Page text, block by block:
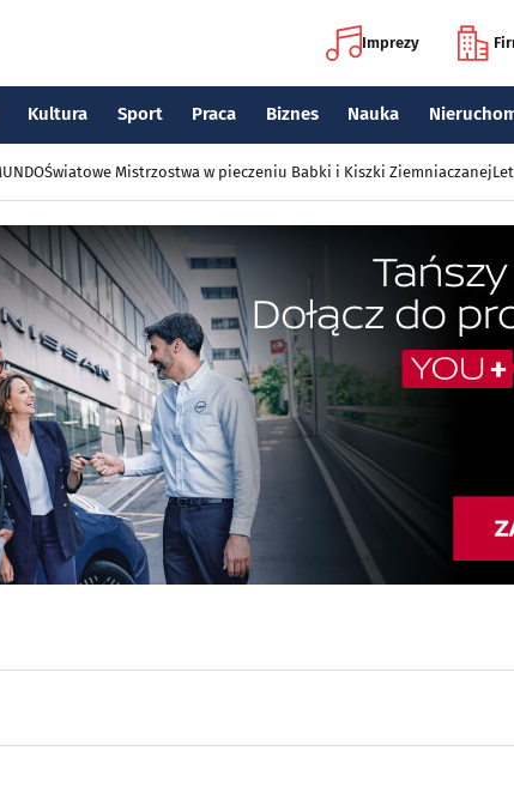
Imprezy
Kultura Sport Praca Biznes Nauka
Światowe Mistrzostwa w pieczeniu Babki i Kiszki Ziemniaczanej